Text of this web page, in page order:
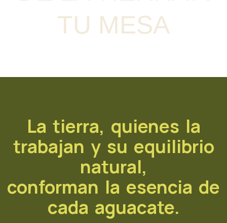
TU MESA
La tierra, quienes la
trabajan y su equilibrio
natural,
conforman la esencia de
cada aguacate.